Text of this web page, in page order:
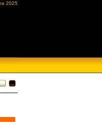
2025